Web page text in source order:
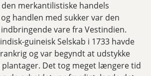
merkantilistiske handels
handlen med sukker var den
vare fra Vestindien.
guineisk Selskab i 1733 havde
og var begyndt at udstykke
Det tog meget længere tid